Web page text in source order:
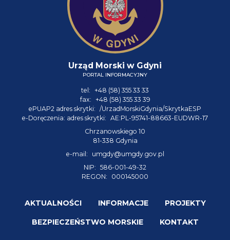
Urząd Morski w Gdyni
PORTAL INFORMACYJNY
tel: +48 (58) 355 33 33
fax: +48 (58) 355 33 39
ePUAP2 adres skrytki: /UrzadMorskiGdynia/SkrytkaESP
e-Doręczenia: adres skrytki: AE:PL-95741-88663-EUDWR-17
Chrzanowskiego 10
81-338 Gdynia
e-mail:
umgdy@umgdy.gov.pl
NIP: 586-001-49-32
REGON:
000145000
AKTUALNOŚCI INFORMACJE PROJEKTY
BEZPIECZEŃSTWO MORSKIE KONTAKT